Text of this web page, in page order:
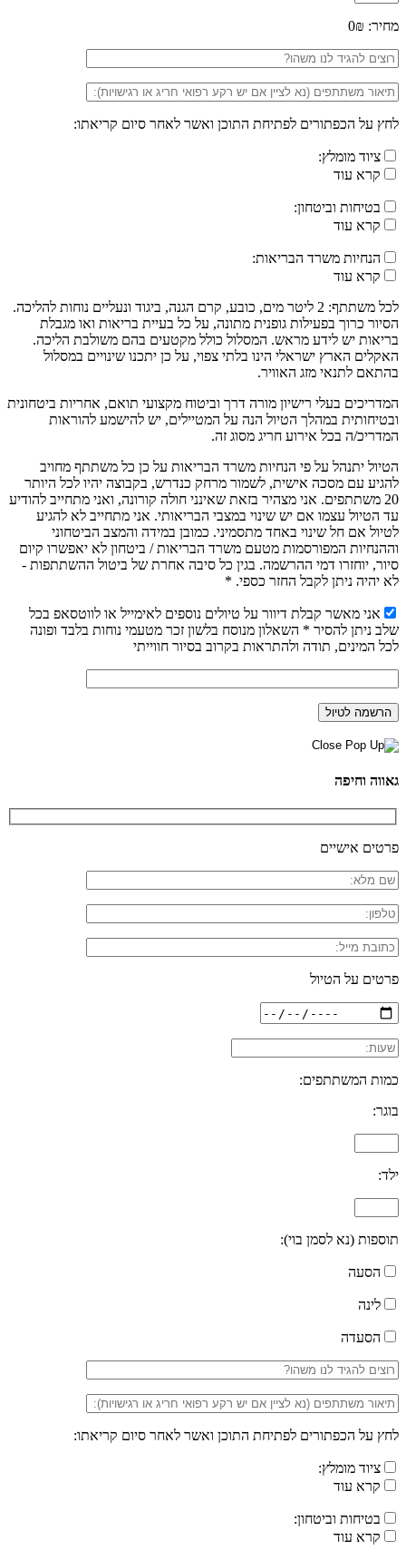
מחיר: 0₪
לחץ על הכפתורים לפתיחת התוכן ואשר לאחר סיום קריאתו:
ציוד מומלץ:
קרא עוד
בטיחות וביטחון:
קרא עוד
הנחיות משרד הבריאות:
קרא עוד
לכל משתתף: 2 ליטר מים, כובע, קרם הגנה, ביגוד ונעליים נוחות להליכה.
הסיור כרוך בפעילות גופנית מתונה, על כל בעיית בריאות ואו מגבלת
בריאות יש לידע מראש. המסלול כולל מקטעים בהם משולבת הליכה.
האקלים הארץ ישראלי הינו בלתי צפוי, על כן יתכנו שינויים במסלול
בהתאם לתנאי מזג האוויר.
המדריכים בעלי רישיון מורה דרך וביטוח מקצועי תואם, אחריות ביטחונית
ובטיחותית במהלך הטיול הנה על המטיילים, יש להישמע להוראות
המדריכ/ה בכל אירוע חריג מסוג זה.
הטיול יתנהל על פי הנחיות משרד הבריאות על כן כל משתתף מחויב
להגיע עם מסכה אישית, לשמור מרחק כנדרש, בקבוצה יהיו לכל היותר
20 משתתפים. אני מצהיר בזאת שאינני חולה קורונה, ואני מתחייב להודיע
עד הטיול עצמו אם יש שינוי במצבי הבריאותי. אני מתחייב לא להגיע
לטיול אם חל שינוי באחד מתסמיני. כמובן במידה והמצב הביטחוני
וההנחיות המפורסמות מטעם משרד הבריאות / ביטחון לא יאפשרו קיום
סיור, יוחזרו דמי ההרשמה. בגין כל סיבה אחרת של ביטול ההשתתפות -
לא יהיה ניתן לקבל החזר כספי. *
אני מאשר קבלת דיוור על טיולים נוספים לאימייל או לווטסאפ בכל
שלב ניתן להסיר * השאלון מנוסח בלשון זכר מטעמי נוחות בלבד ופונה
לכל המינים, תודה ולהתראות בקרוב בסיור חווייתי
גאווה וחיפה
פרטים אישיים
פרטים על הטיול
כמות המשתתפים:
בוגר:
ילד:
תוספות (נא לסמן בוי):
הסעה
לינה
הסעדה
לחץ על הכפתורים לפתיחת התוכן ואשר לאחר סיום קריאתו:
ציוד מומלץ:
קרא עוד
בטיחות וביטחון:
קרא עוד